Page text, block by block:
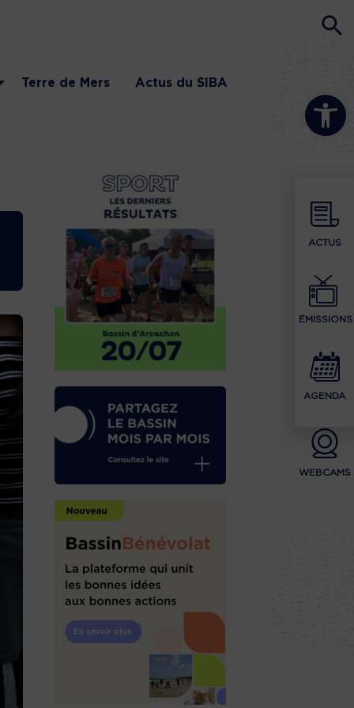
Ouvrir la
ACTUS
ÉMISSIONS
AGENDA
WEBCAMS
Terre de Mers Actus du SIBA